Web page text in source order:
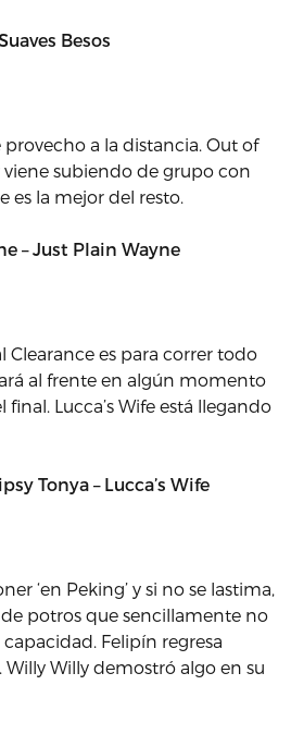
Besos
provecho a la distancia. Out of
viene subiendo de grupo con
es la mejor del resto.
– Just Plain Wayne
Clearance es para correr todo
al frente en algún momento
Lucca’s Wife está llegando
Tonya – Lucca’s Wife
‘en Peking’ y si no se lastima,
potros que sencillamente no
Felipín regresa
Willy demostró algo en su